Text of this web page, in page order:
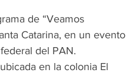
de “Veamos
Catarina, en un evento
del PAN.
en la colonia El